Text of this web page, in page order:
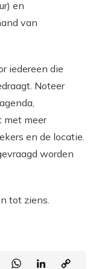
en
van
iedereen die
Noteer
met meer
en de locatie.
worden
tot ziens.